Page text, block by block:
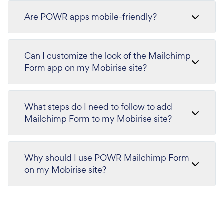
Are POWR apps mobile-friendly?
Can I customize the look of the Mailchimp
Form app on my Mobirise site?
What steps do I need to follow to add
Mailchimp Form to my Mobirise site?
Why should I use POWR Mailchimp Form
on my Mobirise site?